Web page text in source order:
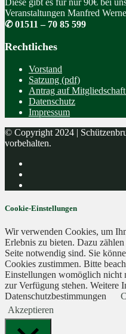
Diese gibt es für nur 90€ bei
Veranstaltungen Manfred
✆ 01511 – 70 85 599
Rechtliches
Vorstand
Satzung (pdf)
Antrag auf
Datenschutz
Impressum
© Copyright 2024 |
vorbehalten.
Cookie-Einstellungen
Wir verwenden Cookies, um
Erlebnis zu bieten. Dazu
Seite notwendig sind. Sie
Cookies zustimmen. Bitte
Einstellungen womöglich nicht
zur Verfügung stehen. Weitere
Datenschutzbestimmungen
Akzeptieren